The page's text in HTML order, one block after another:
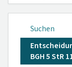
Suchen
BGH 5 StR